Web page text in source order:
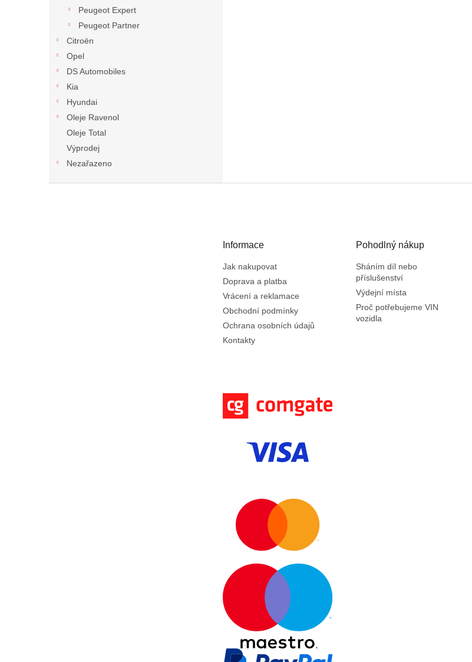
Peugeot Expert
Peugeot Partner
Citroën
Opel
DS Automobiles
Kia
Hyundai
Oleje Ravenol
Oleje Total
Výprodej
Nezařazeno
Informace
Jak nakupovat
Doprava a platba
Vrácení a reklamace
Obchodní podmínky
Ochrana osobních údajů
Kontakty
Pohodlný nákup
Sháním díl nebo
příslušenství
Výdejní místa
Proč potřebujeme VIN
vozidla